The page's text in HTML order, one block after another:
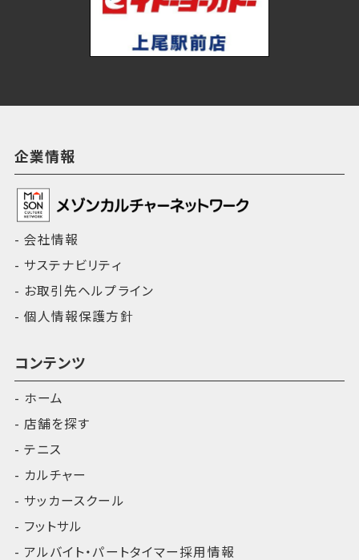
企業情報
会社情報
サステナビリティ
お取引先ヘルプライン
個人情報保護方針
コンテンツ
ホーム
店舗を探す
テニス
カルチャー
サッカースクール
フットサル
アルバイト・パートタイマー採用情報